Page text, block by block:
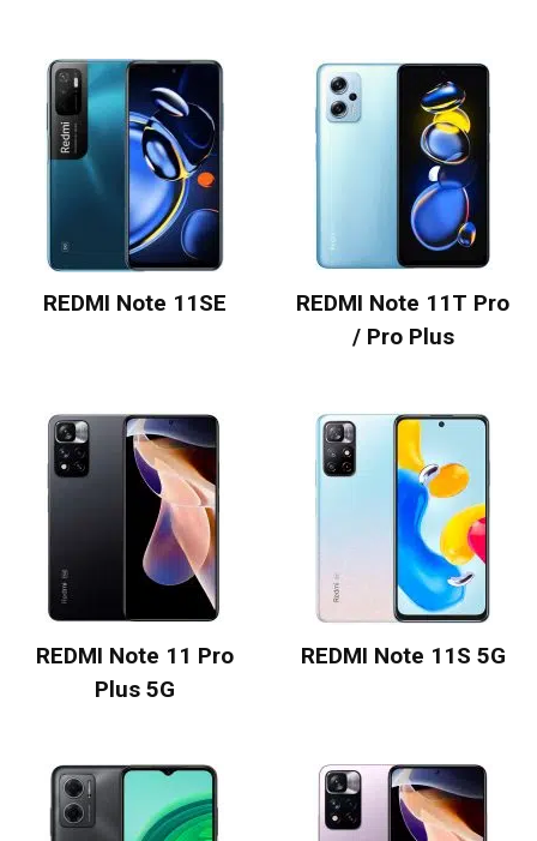
REDMI Note 11SE
REDMI Note 11T Pro
/ Pro Plus
REDMI Note 11 Pro
Plus 5G
REDMI Note 11S 5G